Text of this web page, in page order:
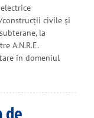
civile și
la
A.N.R.E.
în domeniul
de